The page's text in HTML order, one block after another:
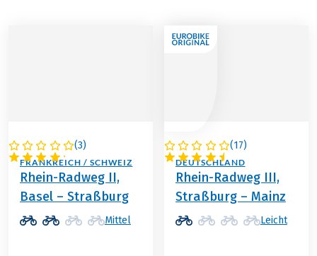
(3)
DEUTSCHLAND /
FRANKREICH / SCHWEIZ
Rhein-Radweg II,
Basel – Straßburg
Mittel
(17)
FRANKREICH /
DEUTSCHLAND
Rhein-Radweg III,
Straßburg – Mainz
Leicht